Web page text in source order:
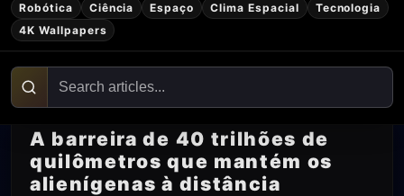
Robótica
Ciência Espaço Clima Espacial
Tecnologia
4K Wallpapers
A barreira de 40 trilhões de
quilômetros que mantém os
alienígenas à distância